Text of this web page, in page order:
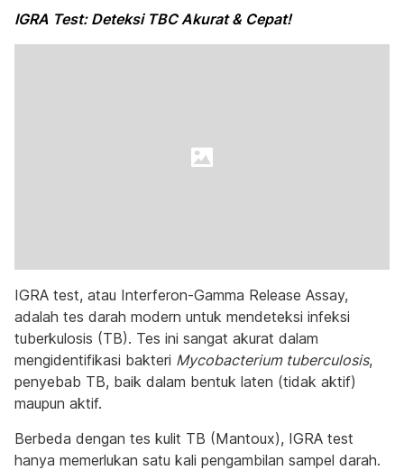
IGRA Test: Deteksi TBC Akurat & Cepat!
IGRA test, atau Interferon-Gamma Release Assay,
adalah tes darah modern untuk mendeteksi infeksi
tuberkulosis (TB). Tes ini sangat akurat dalam
mengidentifikasi bakteri Mycobacterium tuberculosis,
penyebab TB, baik dalam bentuk laten (tidak aktif)
maupun aktif.
Berbeda dengan tes kulit TB (Mantoux), IGRA test
hanya memerlukan satu kali pengambilan sampel darah.